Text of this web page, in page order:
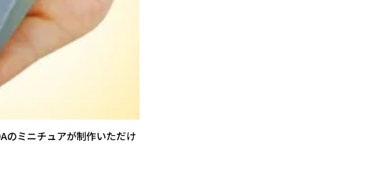
のミニチュアが制作いただけ